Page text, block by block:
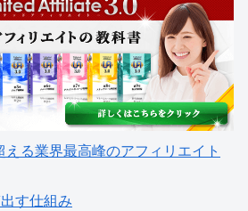
る業界最高峰のアフィリエイト
す仕組み